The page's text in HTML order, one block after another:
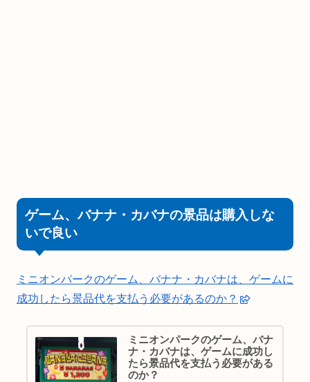
ゲーム、バナナ・カバナの景品は購入しな
いで良い
ミニオンパークのゲーム、バナナ・カバナは、ゲームに
成功したら景品代を支払う必要があるのか？
ミニオンパークのゲーム、バナ
ナ・カバナは、ゲームに成功し
たら景品代を支払う必要がある
のか？